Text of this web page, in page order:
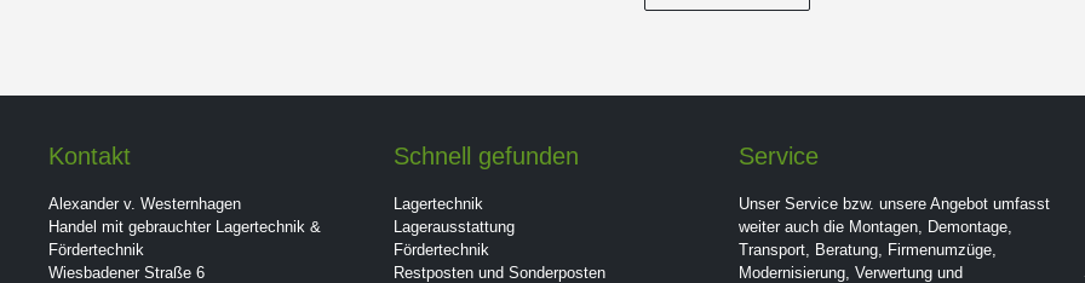
Kontakt
Alexander v. Westernhagen
Handel mit gebrauchter Lagertechnik &
Fördertechnik
Wiesbadener Straße 6
Schnell gefunden
Lagertechnik
Lagerausstattung
Fördertechnik
Restposten und Sonderposten
Service
Unser Service bzw. unsere Angebot umfasst
weiter auch die Montagen, Demontage,
Transport, Beratung, Firmenumzüge,
Modernisierung, Verwertung und